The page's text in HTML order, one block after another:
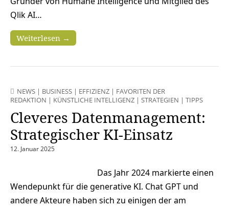
Qlik AI…
Weiterlesen →
NEWS | BUSINESS | EFFIZIENZ | FAVORITEN DER
REDAKTION | KÜNSTLICHE INTELLIGENZ | STRATEGIEN | TIPPS
Cleveres Datenmanagement:
Strategischer KI-Einsatz
12. Januar 2025
Das Jahr 2024 markierte einen
Wendepunkt für die generative KI. Chat GPT und
andere Akteure haben sich zu einigen der am